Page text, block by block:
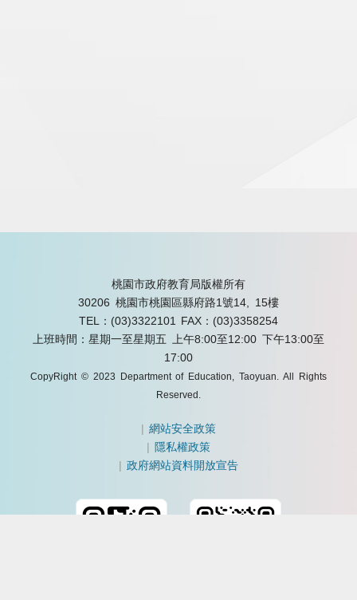
桃園市政府教育局版權所有
30206 桃園市桃園區縣府路1號14, 15樓
TEL：(03)3322101
FAX：(03)3358254
上班時間：星期一至星期五 上午8:00至12:00 下午13:00至
17:00
CopyRight © 2023 Department of Education, Taoyuan. All Rights
Reserved.
|網站安全政策
| 隱私權政策
|政府網站資料開放宣告